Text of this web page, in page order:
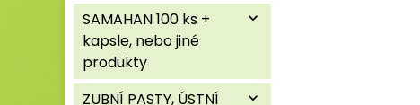
SAMAHAN 100 ks +
kapsle, nebo jiné
produkty
expand_more
ZUBNÍ PASTY, ÚSTNÍ
expand_more